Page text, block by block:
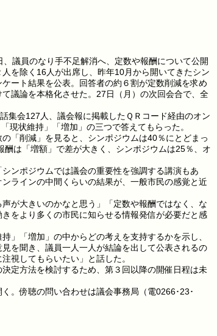
議員のなり手不足解消へ、定数や報酬について公開
を除く16人が出席し、昨年10月から開いてきたシン
ート結果を公表。回答者の約６割が定数削減を求め
議論を本格化させた。27日（月）の次回会合で、全
会127人、議会報に掲載したＱＲコード経由のオン
現状維持」「増加」の三つで答えてもらった。
「削減」を見ると、シンポジウムは40％にとどまっ
は「増額」で差が大きく、シンポジウムは25％、オ
ンポジウムでは議会の重要性を強調する講演もあ
ラインの中間くらいの結果が、一般市民の感覚と近
が大きいのかなと思う」「定数や報酬ではなく、な
をより多くの市民に知らせる情報発信が必要だと感
」「増加」の中からどの考えを支持するかを示し、
を聞き、議員一人一人が結論を出して公表されるの
視してもらいたい」と話した。
定方法を検討するため、第３回以降の開催日程は未
。傍聴の問い合わせは議会事務局（電0266･23･